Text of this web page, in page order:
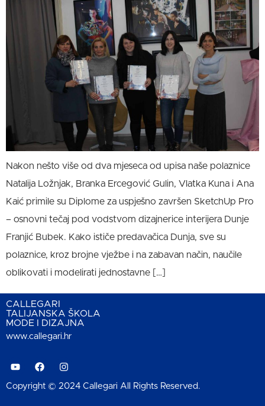
Nakon nešto više od dva mjeseca od upisa naše polaznice
Natalija Ložnjak, Branka Ercegović Gulin, Vlatka Kuna i Ana
Kaić primile su Diplome za uspješno završen SketchUp Pro
– osnovni tečaj pod vodstvom dizajnerice interijera Dunje
Franjić Bubek. ​Kako ističe predavačica Dunja, sve su
polaznice, kroz brojne vježbe i na zabavan način, naučile
oblikovati i modelirati jednostavne […]
CALLEGARI
TALIJANSKA ŠKOLA
MODE I DIZAJNA
www.callegari.hr
Copyright © 2024 Callegari All Rights Reserved.